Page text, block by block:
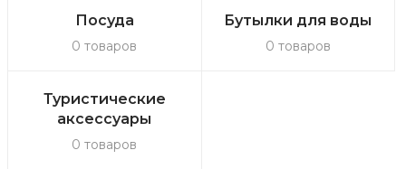
Посуда
0 товаров
Бутылки для воды
0 товаров
Туристические
аксессуары
0 товаров